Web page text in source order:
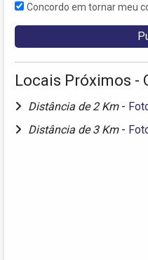
Concordo em tornar meu
Locais Próximos -
Distância de 2 Km -
Distância de 3 Km -